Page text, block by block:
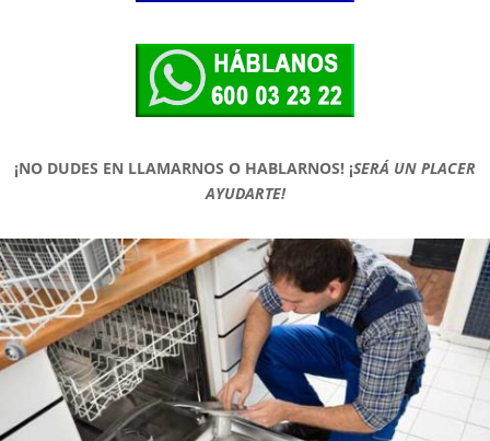
¡NO DUDES EN LLAMARNOS O HABLARNOS! ¡SERÁ UN PLACER
AYUDARTE!